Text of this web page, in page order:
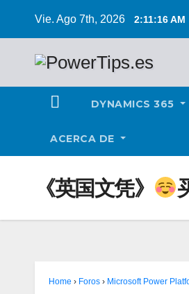
Vie. Ago 7th, 2026 2:11:17 AM
DYNAMICS 365
ACERCA DE
《英国文凭》
Home › Foros › Microsoft Power